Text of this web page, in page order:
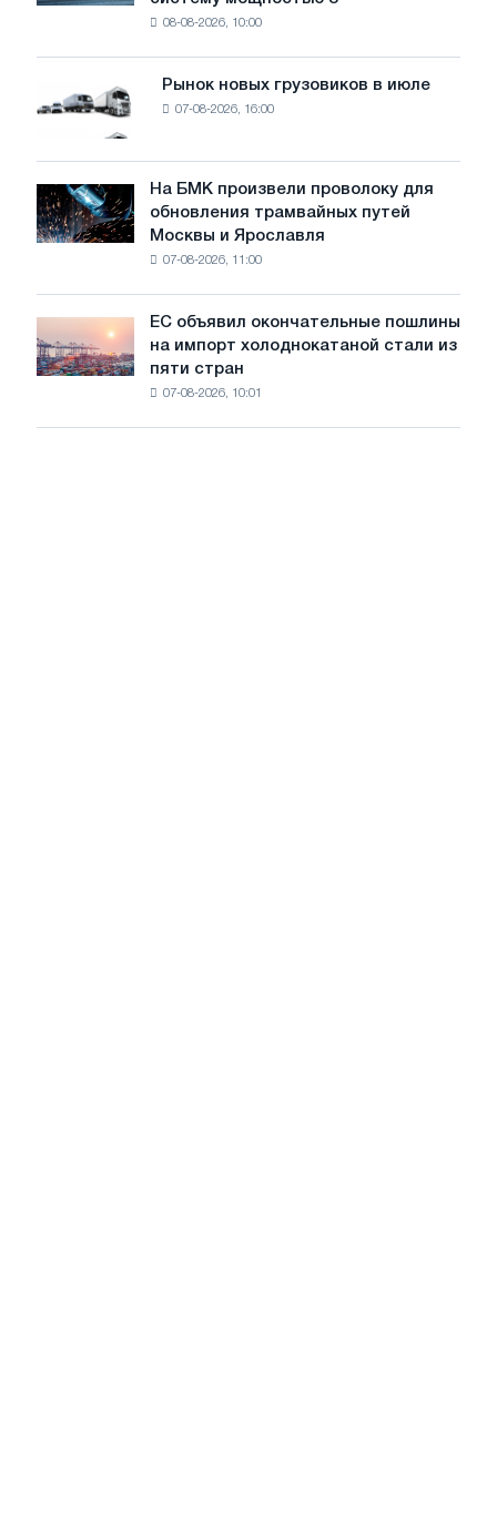
безопасности
устанавливает
фотоэлектрическую
достижения
целей
обезуглероживания
08-08-2026, 10:00
Рынок
новых
грузовиков
в
июле
Рынок новых грузовиков в июле
07-08-2026, 16:00
На
БМК
произвели
трамвайных
путей
Москвы
Ярославля
На БМК произвели проволоку для
обновления трамвайных путей
Москвы и Ярославля
07-08-2026, 11:00
объявил
окончательные
ЕС объявил окончательные пошлины
на импорт холоднокатаной стали из
пяти стран
07-08-2026, 10:01